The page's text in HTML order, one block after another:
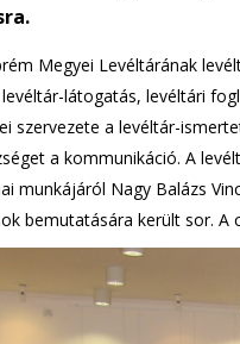
Megyei Levéltárának
látogatás, levéltári
szervezete a levéltár-
a kommunikáció. A
munkájáról Nagy Balázs
bemutatására került sor. A